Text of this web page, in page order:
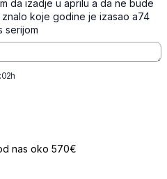
da izadje u aprilu a da ne bude
koje godine je izasao a74
serijom
nas oko 570€